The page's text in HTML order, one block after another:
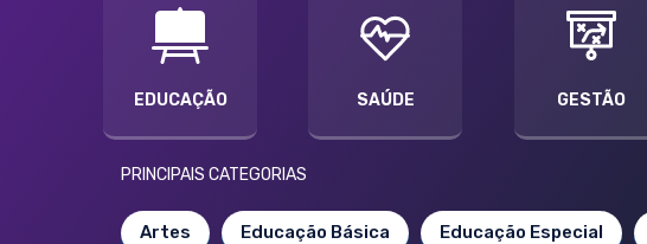
EDUCAÇÃO SAÚDE GESTÃO
PRINCIPAIS CATEGORIAS
Artes Educação Básica Educação Especial